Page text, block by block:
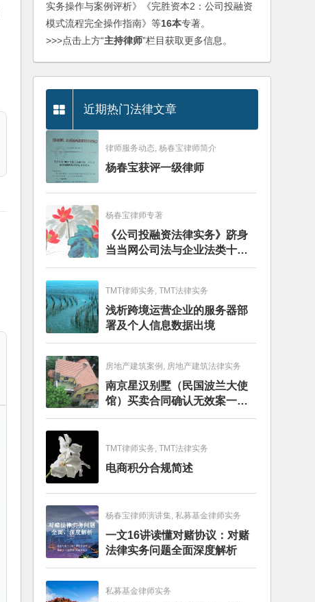
实务操作与案例评析》《完胜资本2：公司投融资
模式流程完全操作指南》等16本专著。
>>>点击上方“主持律师”栏目获取更多信息。
近期热门法律文章
律师服务动态, 杨春宝律师简介
杨春宝获评一级律师
杨春宝律师专著
《公司投融资法律实务》跻身
当当网公司法与企业法类十大
畅销图书榜
TMT律师实务, TMT法律实务
浅析跨境运营企业的服务器部
署及个人信息数据出境
房地产建筑案例, 房地产建筑法律实务
南京星汉别墅（民国波兰大使
馆）买卖合同确认无效案一审
判决书
TMT律师实务, TMT法律实务
电商积分合规简述
杨春宝律师演讲集, 私募基金律师实务
一文16讲读懂对赌协议：对赌
法律实务问题全面深度解析
私募基金律师实务